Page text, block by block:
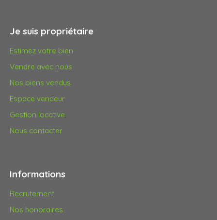
Je suis propriétaire
Estimez votre bien
Vendre avec nous
Nos biens vendus
Espace vendeur
Gestion locative
Nous contacter
Informations
Recrutement
Nos honoraires